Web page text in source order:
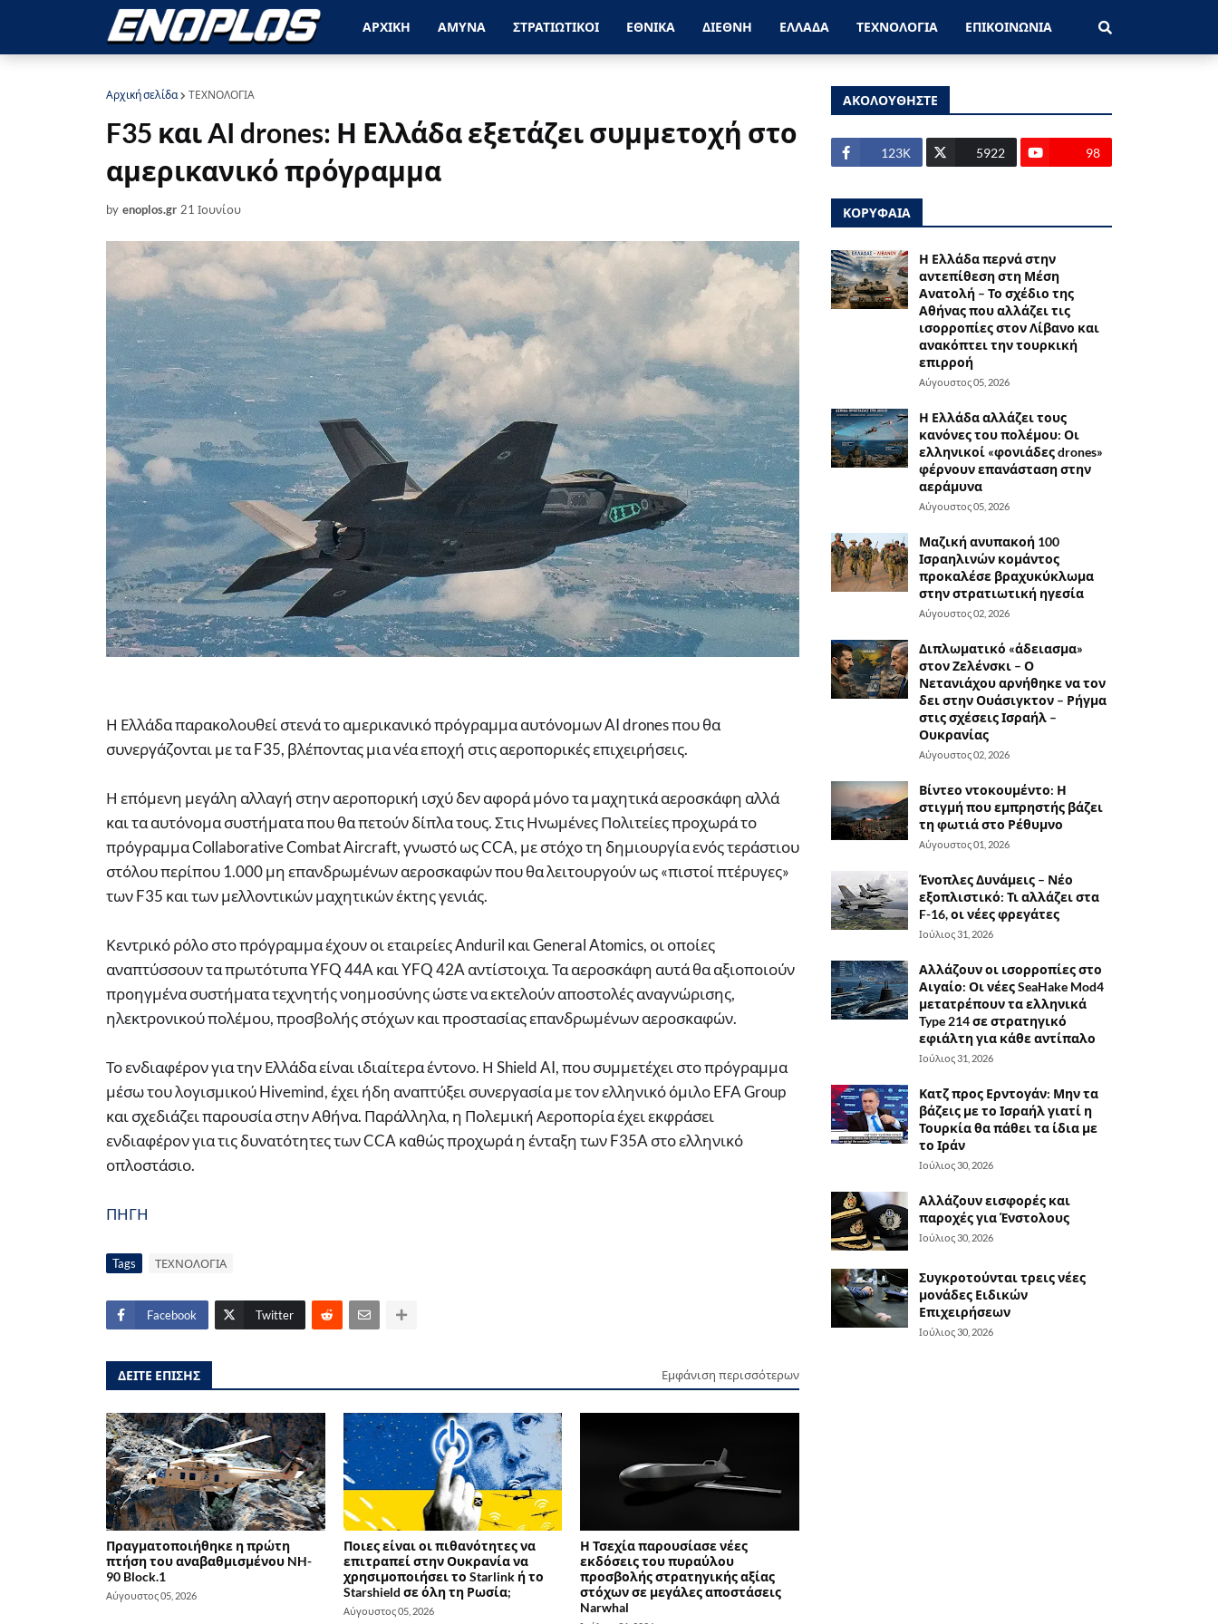
ΑΡΧΙΚΗ ΑΜΥΝΑ ΣΤΡΑΤΙΩΤΙΚΟΙ ΕΘΝΙΚΑ ΔΙΕΘΝΗ ΕΛΛΑΔΑ ΤΕΧΝΟΛΟΓΙΑ ΕΠΙΚΟΙΝΩΝΙΑ
Αρχική σελίδα ΤΕΧΝΟΛΟΓΙΑ
F35 και AI drones: Η Ελλάδα εξετάζει συμμετοχή στο
αμερικανικό πρόγραμμα
by enoplos.gr 21 Ιουνίου
Η Ελλάδα παρακολουθεί στενά το αμερικανικό πρόγραμμα αυτόνομων AI drones που θα
συνεργάζονται με τα F35, βλέποντας μια νέα εποχή στις αεροπορικές επιχειρήσεις.
Η επόμενη μεγάλη αλλαγή στην αεροπορική ισχύ δεν αφορά μόνο τα μαχητικά αεροσκάφη αλλά
και τα αυτόνομα συστήματα που θα πετούν δίπλα τους. Στις Ηνωμένες Πολιτείες προχωρά το
πρόγραμμα Collaborative Combat Aircraft, γνωστό ως CCA, με στόχο τη δημιουργία ενός τεράστιου
στόλου περίπου 1.000 μη επανδρωμένων αεροσκαφών που θα λειτουργούν ως «πιστοί πτέρυγες»
των F35 και των μελλοντικών μαχητικών έκτης γενιάς.
Κεντρικό ρόλο στο πρόγραμμα έχουν οι εταιρείες Anduril και General Atomics, οι οποίες
αναπτύσσουν τα πρωτότυπα YFQ 44A και YFQ 42A αντίστοιχα. Τα αεροσκάφη αυτά θα αξιοποιούν
προηγμένα συστήματα τεχνητής νοημοσύνης ώστε να εκτελούν αποστολές αναγνώρισης,
ηλεκτρονικού πολέμου, προσβολής στόχων και προστασίας επανδρωμένων αεροσκαφών.
Το ενδιαφέρον για την Ελλάδα είναι ιδιαίτερα έντονο. Η Shield AI, που συμμετέχει στο πρόγραμμα
μέσω του λογισμικού Hivemind, έχει ήδη αναπτύξει συνεργασία με τον ελληνικό όμιλο EFA Group
και σχεδιάζει παρουσία στην Αθήνα. Παράλληλα, η Πολεμική Αεροπορία έχει εκφράσει
ενδιαφέρον για τις δυνατότητες των CCA καθώς προχωρά η ένταξη των F35A στο ελληνικό
οπλοστάσιο.
ΠΗΓΗ
Tags ΤΕΧΝΟΛΟΓΙΑ
Facebook Twitter
ΔΕΙΤΕ ΕΠΙΣΗΣ Εμφάνιση περισσότερων
Πραγματοποιήθηκε η πρώτη
πτήση του αναβαθμισμένου NH-
90 Block.1
Αύγουστος 05, 2026
Ποιες είναι οι πιθανότητες να
επιτραπεί στην Ουκρανία να
χρησιμοποιήσει το Starlink ή το
Starshield σε όλη τη Ρωσία;
Αύγουστος 05, 2026
Η Τσεχία παρουσίασε νέες
εκδόσεις του πυραύλου
προσβολής στρατηγικής αξίας
στόχων σε μεγάλες αποστάσεις
Narwhal
ΑΚΟΛΟΥΘΗΣΤΕ
123Κ 5922 98
ΚΟΡΥΦΑΙΑ
Η Ελλάδα περνά στην
αντεπίθεση στη Μέση
Ανατολή – Το σχέδιο της
Αθήνας που αλλάζει τις
ισορροπίες στον Λίβανο και
ανακόπτει την τουρκική
επιρροή
Αύγουστος 05, 2026
Η Ελλάδα αλλάζει τους
κανόνες του πολέμου: Οι
ελληνικοί «φονιάδες drones»
φέρνουν επανάσταση στην
αεράμυνα
Αύγουστος 05, 2026
Μαζική ανυπακοή 100
Ισραηλινών κομάντος
προκαλέσε βραχυκύκλωμα
στην στρατιωτική ηγεσία
Αύγουστος 02, 2026
Διπλωματικό «άδειασμα»
στον Ζελένσκι – Ο
Νετανιάχου αρνήθηκε να τον
δει στην Ουάσιγκτον – Ρήγμα
στις σχέσεις Ισραήλ –
Ουκρανίας
Αύγουστος 02, 2026
Βίντεο ντοκουμέντο: Η
στιγμή που εμπρηστής βάζει
τη φωτιά στο Ρέθυμνο
Αύγουστος 01, 2026
Ένοπλες Δυνάμεις – Νέο
εξοπλιστικό: Τι αλλάζει στα
F-16, οι νέες φρεγάτες
Ιούλιος 31, 2026
Αλλάζουν οι ισορροπίες στο
Αιγαίο: Οι νέες SeaHake Mod4
μετατρέπουν τα ελληνικά
Type 214 σε στρατηγικό
εφιάλτη για κάθε αντίπαλο
Ιούλιος 31, 2026
Κατζ προς Ερντογάν: Μην τα
βάζεις με το Ισραήλ γιατί η
Τουρκία θα πάθει τα ίδια με
το Ιράν
Ιούλιος 30, 2026
Αλλάζουν εισφορές και
παροχές για Ένστολους
Ιούλιος 30, 2026
Συγκροτούνται τρεις νέες
μονάδες Ειδικών
Επιχειρήσεων
Ιούλιος 30, 2026